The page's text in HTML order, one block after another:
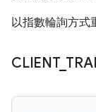
以指數輪詢方式
CLIENT_